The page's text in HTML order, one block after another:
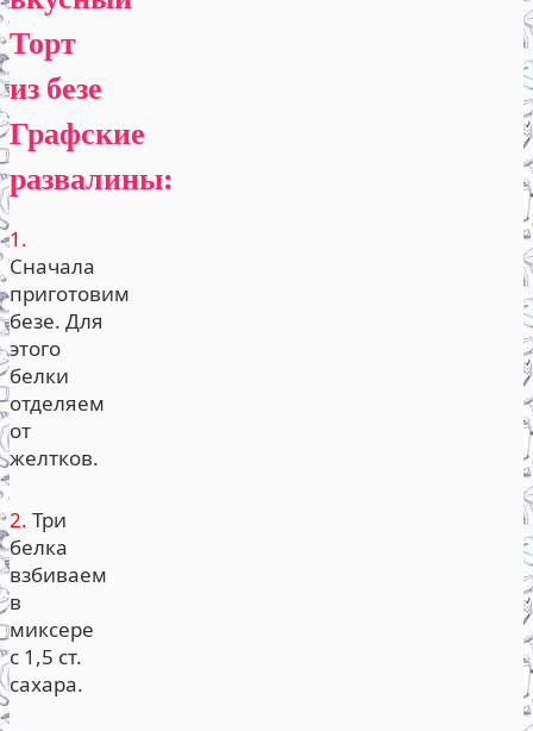
Торт
из безе
Графские
развалины:
1.
Сначала
приготовим
безе. Для
этого
белки
отделяем
от
желтков.
2. Три
белка
взбиваем
в
миксере
с 1,5 ст.
сахара.